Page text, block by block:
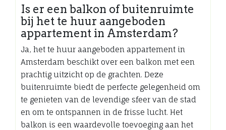
Is er een balkon of buitenruimte
bij het te huur aangeboden
appartement in Amsterdam?
Ja, het te huur aangeboden appartement in
Amsterdam beschikt over een balkon met een
prachtig uitzicht op de grachten. Deze
buitenruimte biedt de perfecte gelegenheid om
te genieten van de levendige sfeer van de stad
en om te ontspannen in de frisse lucht. Het
balkon is een waardevolle toevoeging aan het